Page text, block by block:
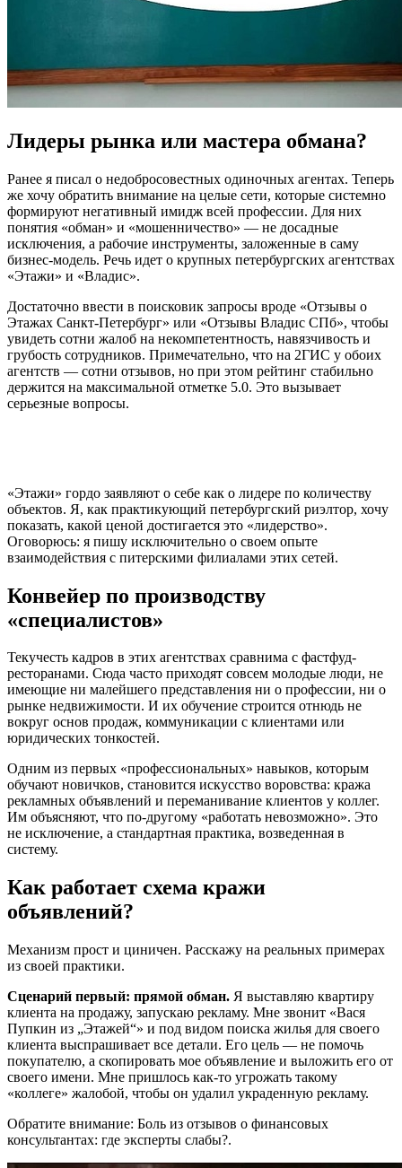
Лидеры рынка или мастера обмана?
Ранее я писал о недобросовестных одиночных агентах. Теперь
же хочу обратить внимание на целые сети, которые системно
формируют негативный имидж всей профессии. Для них
понятия «обман» и «мошенничество» — не досадные
исключения, а рабочие инструменты, заложенные в саму
бизнес-модель. Речь идет о крупных петербургских агентствах
«Этажи» и «Владис».
Достаточно ввести в поисковик запросы вроде «Отзывы о
Этажах Санкт-Петербург» или «Отзывы Владис СПб», чтобы
увидеть сотни жалоб на некомпетентность, навязчивость и
грубость сотрудников. Примечательно, что на 2ГИС у обоих
агентств — сотни отзывов, но при этом рейтинг стабильно
держится на максимальной отметке 5.0. Это вызывает
серьезные вопросы.
«Этажи» гордо заявляют о себе как о лидере по количеству
объектов. Я, как практикующий петербургский риэлтор, хочу
показать, какой ценой достигается это «лидерство».
Оговорюсь: я пишу исключительно о своем опыте
взаимодействия с питерскими филиалами этих сетей.
Конвейер по производству
«специалистов»
Текучесть кадров в этих агентствах сравнима с фастфуд-
ресторанами. Сюда часто приходят совсем молодые люди, не
имеющие ни малейшего представления ни о профессии, ни о
рынке недвижимости. И их обучение строится отнюдь не
вокруг основ продаж, коммуникации с клиентами или
юридических тонкостей.
Одним из первых «профессиональных» навыков, которым
обучают новичков, становится искусство воровства: кража
рекламных объявлений и переманивание клиентов у коллег.
Им объясняют, что по-другому «работать невозможно». Это
не исключение, а стандартная практика, возведенная в
систему.
Как работает схема кражи
объявлений?
Механизм прост и циничен. Расскажу на реальных примерах
из своей практики.
Сценарий первый: прямой обман. Я выставляю квартиру
клиента на продажу, запускаю рекламу. Мне звонит «Вася
Пупкин из „Этажей“» и под видом поиска жилья для своего
клиента выспрашивает все детали. Его цель — не помочь
покупателю, а скопировать мое объявление и выложить его от
своего имени. Мне пришлось как-то угрожать такому
«коллеге» жалобой, чтобы он удалил украденную рекламу.
Обратите внимание: Боль из отзывов о финансовых
консультантах: где эксперты слабы?.